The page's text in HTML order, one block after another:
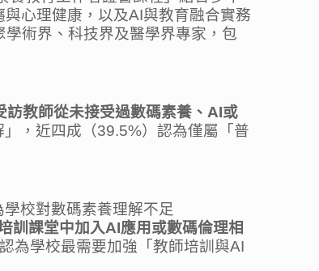
心理健康，以及AI與教育融合實務
術界、科技界及醫學界專家，包
訪教師從未接受過數碼素養、 AI或
，近四成（39.5%）認為僅屬「普
學校對數碼素養理解不足
訓課堂中加入AI應用或數碼倫理相
為學校最需要加強「教師培訓與AI